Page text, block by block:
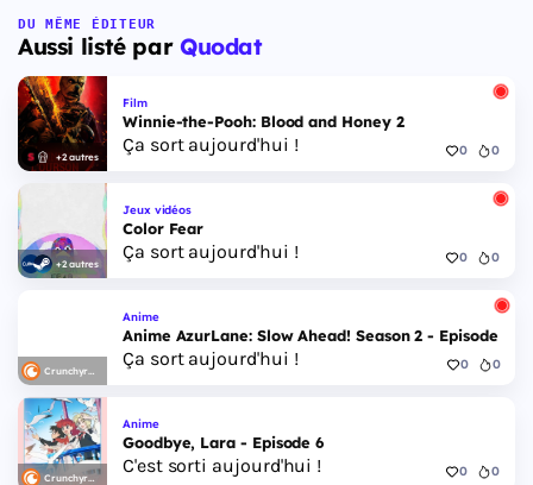
DU MÊME ÉDITEUR
Aussi listé par Quodat
+2 autres
Film
Winnie-the-Pooh: Blood and Honey 2
Ça sort aujourd'hui ! 0 0
+2 autres
Jeux vidéos
Color Fear
Ça sort aujourd'hui ! 0 0
Crunchyroll
Anime
Anime AzurLane: Slow Ahead! Season 2 - Episode 6
Ça sort aujourd'hui ! 0 0
Crunchyroll
Anime
Goodbye, Lara - Episode 6
C'est sorti aujourd'hui ! 0 0